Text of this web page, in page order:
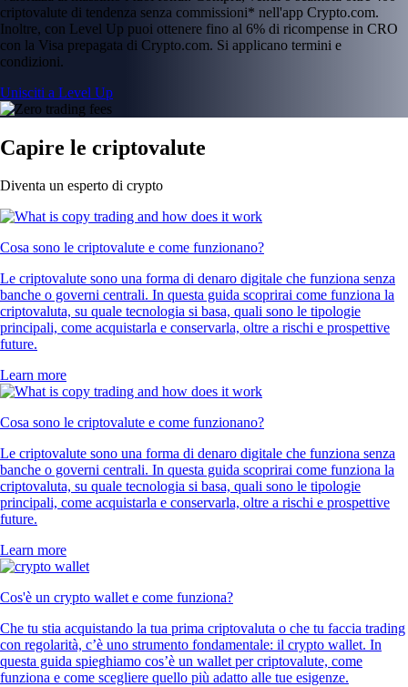
criptovalute di tendenza senza commissioni* nell'app Crypto.com.
Inoltre, con Level Up puoi ottenere fino al 6% di ricompense in CRO
con la Visa prepagata di Crypto.com. Si applicano termini e
condizioni.
Unisciti a Level Up
Capire le criptovalute
Diventa un esperto di crypto
Cosa sono le criptovalute e come funzionano?
Le criptovalute sono una forma di denaro digitale che funziona senza
banche o governi centrali. In questa guida scoprirai come funziona la
criptovaluta, su quale tecnologia si basa, quali sono le tipologie
principali, come acquistarla e conservarla, oltre a rischi e prospettive
future.
Learn more
Cosa sono le criptovalute e come funzionano?
Le criptovalute sono una forma di denaro digitale che funziona senza
banche o governi centrali. In questa guida scoprirai come funziona la
criptovaluta, su quale tecnologia si basa, quali sono le tipologie
principali, come acquistarla e conservarla, oltre a rischi e prospettive
future.
Learn more
Cos'è un crypto wallet e come funziona?
Che tu stia acquistando la tua prima criptovaluta o che tu faccia trading
con regolarità, c’è uno strumento fondamentale: il crypto wallet. In
questa guida spieghiamo cos’è un wallet per criptovalute, come
funziona e come scegliere quello più adatto alle tue esigenze.